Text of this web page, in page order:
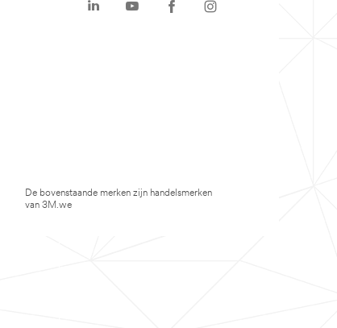
De bovenstaande merken zijn handelsmerken
van 3M.we